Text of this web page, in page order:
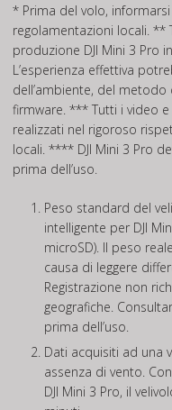
* Prima del volo,
regolamentazioni locali.
produzione DJI Mini 3 Pro
L’esperienza effettiva
dell’ambiente, del
firmware. *** Tutti i video
realizzati nel rigoroso
locali. **** DJI Mini 3 Pro
prima dell’uso.
Peso standard del
intelligente per DJI
microSD). Il peso
causa di leggere
Registrazione non
geografiche.
prima dell’uso.
Dati acquisiti ad una
assenza di vento.
DJI Mini 3 Pro, il